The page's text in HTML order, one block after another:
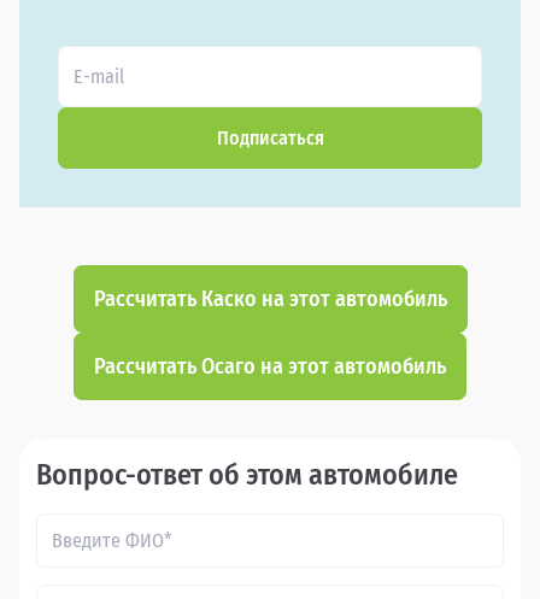
Подписаться
Рассчитать Каско на этот автомобиль
Рассчитать Осаго на этот автомобиль
Вопрос-ответ об этом автомобиле